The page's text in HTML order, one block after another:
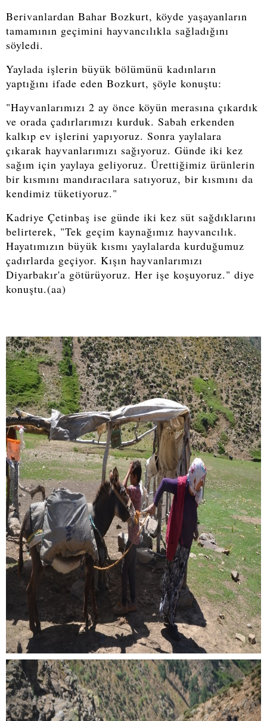
Berivanlardan Bahar Bozkurt, köyde yaşayanların
tamamının geçimini hayvancılıkla sağladığını
söyledi.
Yaylada işlerin büyük bölümünü kadınların
yaptığını ifade eden Bozkurt, şöyle konuştu:
"Hayvanlarımızı 2 ay önce köyün merasına çıkardık
ve orada çadırlarımızı kurduk. Sabah erkenden
kalkıp ev işlerini yapıyoruz. Sonra yaylalara
çıkarak hayvanlarımızı sağıyoruz. Günde iki kez
sağım için yaylaya geliyoruz. Ürettiğimiz ürünlerin
bir kısmını mandıracılara satıyoruz, bir kısmını da
kendimiz tüketiyoruz."
Kadriye Çetinbaş ise günde iki kez süt sağdıklarını
belirterek, "Tek geçim kaynağımız hayvancılık.
Hayatımızın büyük kısmı yaylalarda kurduğumuz
çadırlarda geçiyor. Kışın hayvanlarımızı
Diyarbakır'a götürüyoruz. Her işe koşuyoruz." diye
konuştu.(aa)